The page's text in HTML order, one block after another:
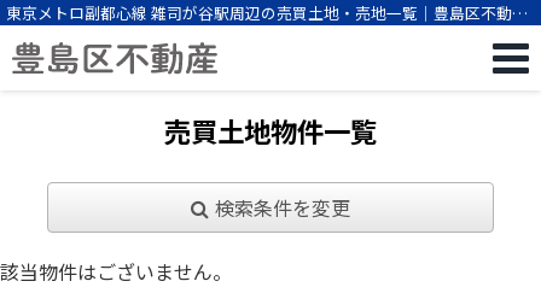
東京メトロ副都心線 雑司が谷駅周辺の売買土地・売地一覧｜豊島区不動産
（株式会社ビーエスパートナー）
売買土地物件一覧
検索条件を変更
該当物件はございません。